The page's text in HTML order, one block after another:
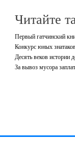
Читайте
Первый гатчинский
Конкурс юных
Десять веков истории
За вывоз мусора